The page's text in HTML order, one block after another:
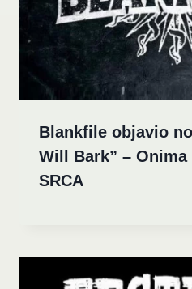
Blankfile objavio
Will Bark” –
SRCA